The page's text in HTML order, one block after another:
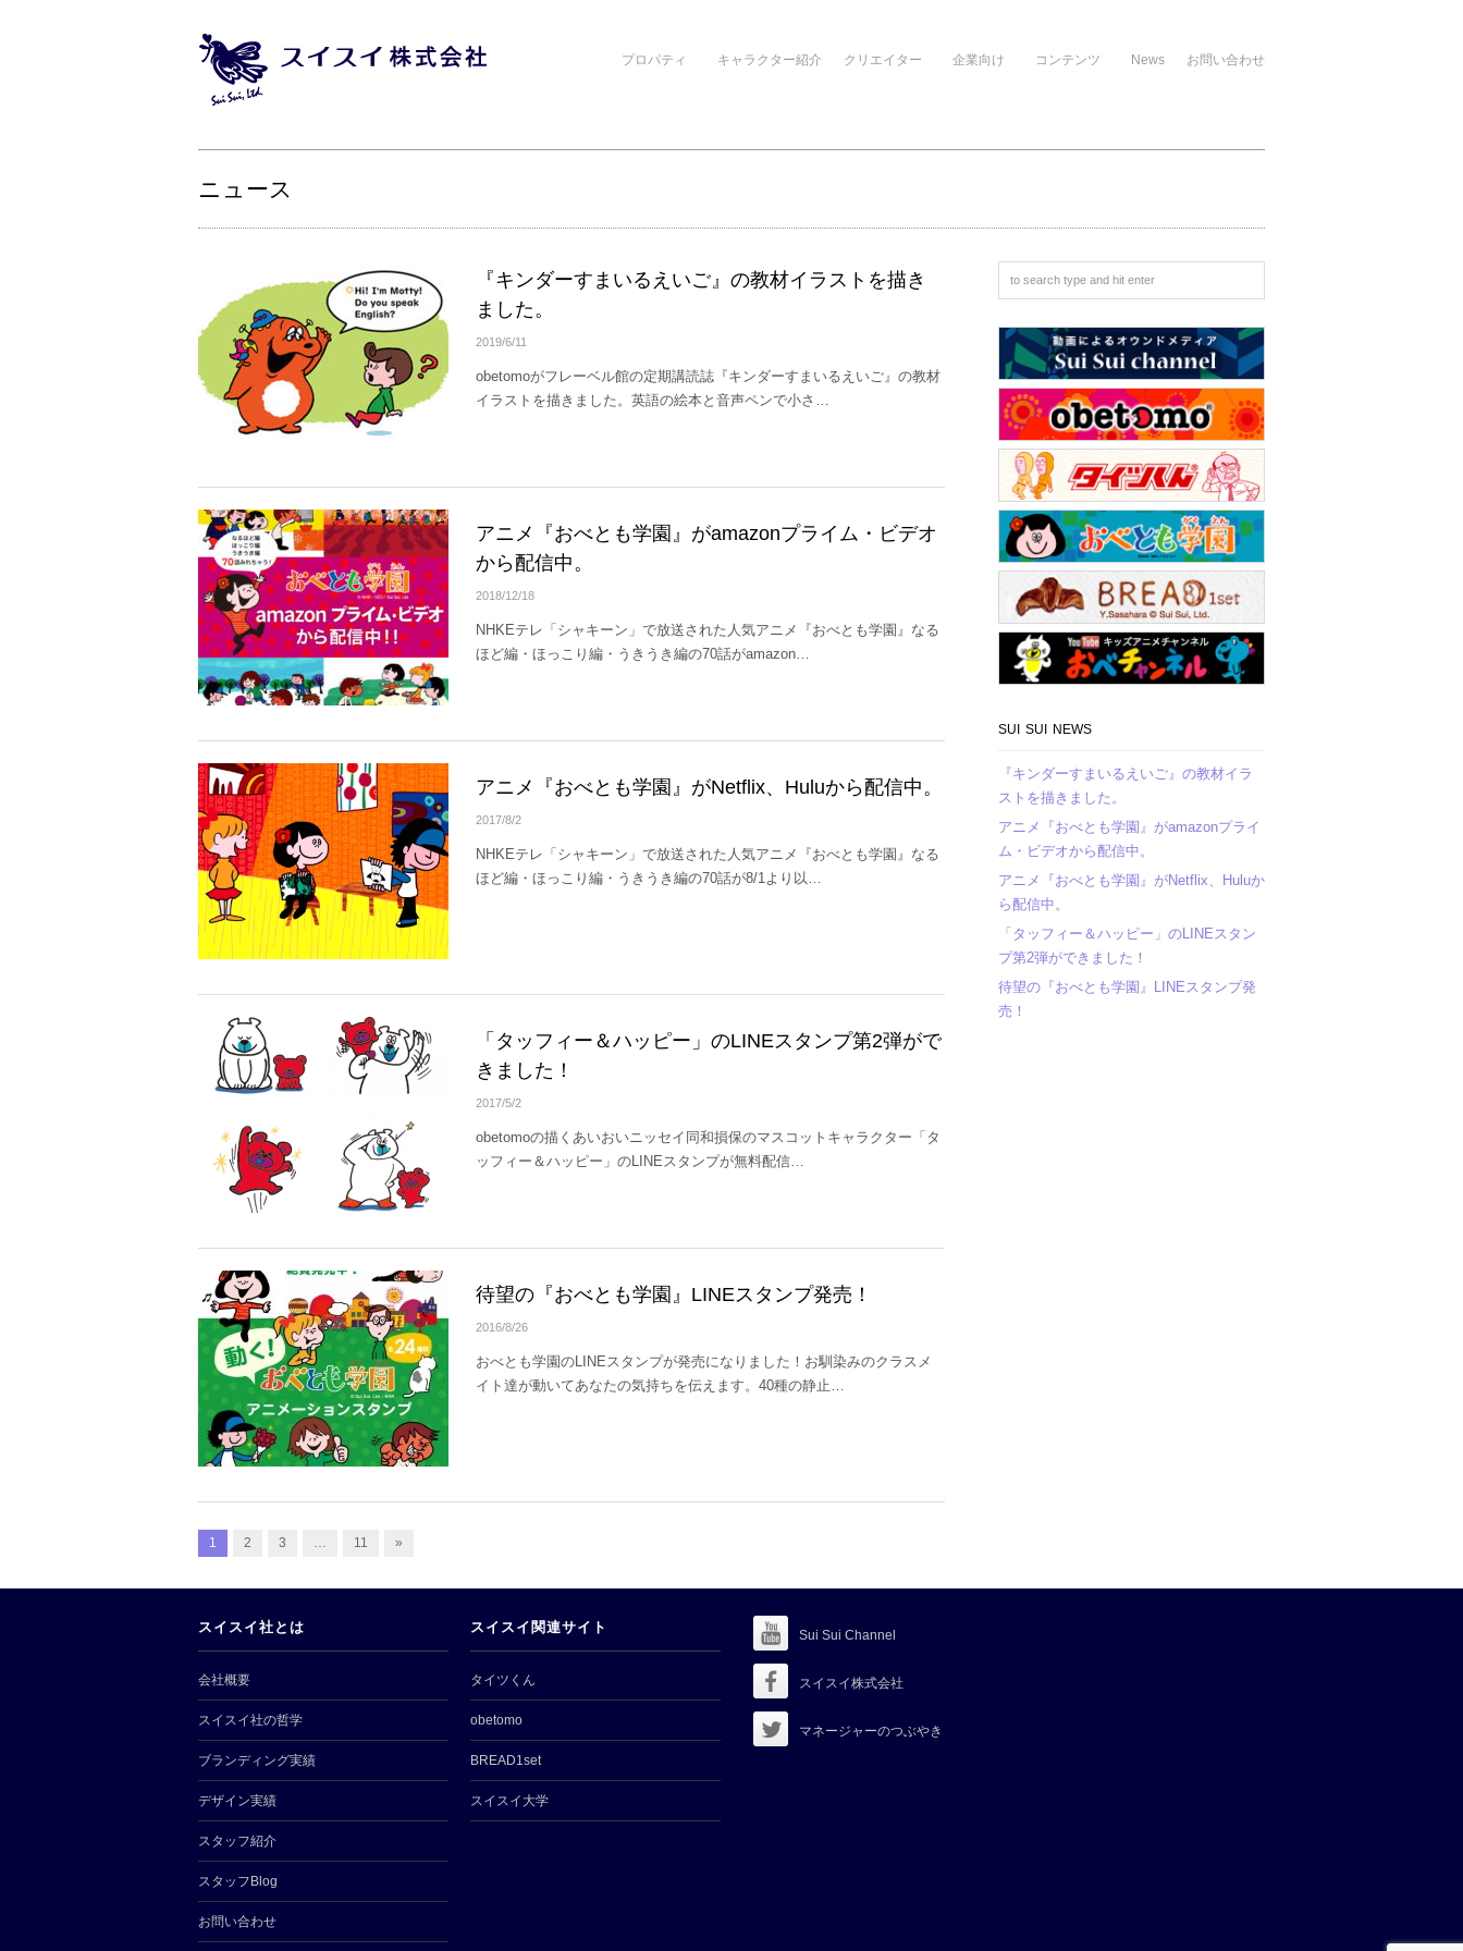
プロパティ キャラクター紹介 クリエイター 企業向け コンテンツ News お問い合わせ
ニュース
『キンダーすまいるえいご』の教材イラストを描き
ました。
2019/6/11
obetomoがフレーベル館の定期講読誌『キンダーすまいるえいご』の教材
イラストを描きました。英語の絵本と音声ペンで小さ…
アニメ『おべとも学園』がamazonプライム・ビデオ
から配信中。
2018/12/18
NHKEテレ「シャキーン」で放送された人気アニメ『おべとも学園』なる
ほど編・ほっこり編・うきうき編の70話がamazon…
アニメ『おべとも学園』がNetflix、Huluから配信中。
2017/8/2
NHKEテレ「シャキーン」で放送された人気アニメ『おべとも学園』なる
ほど編・ほっこり編・うきうき編の70話が8/1より以…
「タッフィー＆ハッピー」のLINEスタンプ第2弾がで
きました！
2017/5/2
obetomoの描くあいおいニッセイ同和損保のマスコットキャラクター「タ
ッフィー＆ハッピー」のLINEスタンプが無料配信…
待望の『おべとも学園』LINEスタンプ発売！
2016/8/26
おべとも学園のLINEスタンプが発売になりました！お馴染みのクラスメ
イト達が動いてあなたの気持ちを伝えます。40種の静止…
1 2 3 … 11 »
SUI SUI NEWS
『キンダーすまいるえいご』の教材イラ
ストを描きました。
アニメ『おべとも学園』がamazonプライ
ム・ビデオから配信中。
アニメ『おべとも学園』がNetflix、Huluか
ら配信中。
「タッフィー＆ハッピー」のLINEスタン
プ第2弾ができました！
待望の『おべとも学園』LINEスタンプ発
売！
スイスイ社とは
会社概要
スイスイ社の哲学
ブランディング実績
デザイン実績
スタッフ紹介
スタッフBlog
お問い合わせ
スイスイ関連サイト
タイツくん
obetomo
BREAD1set
スイスイ大学
Sui Sui Channel
スイスイ株式会社
マネージャーのつぶやき